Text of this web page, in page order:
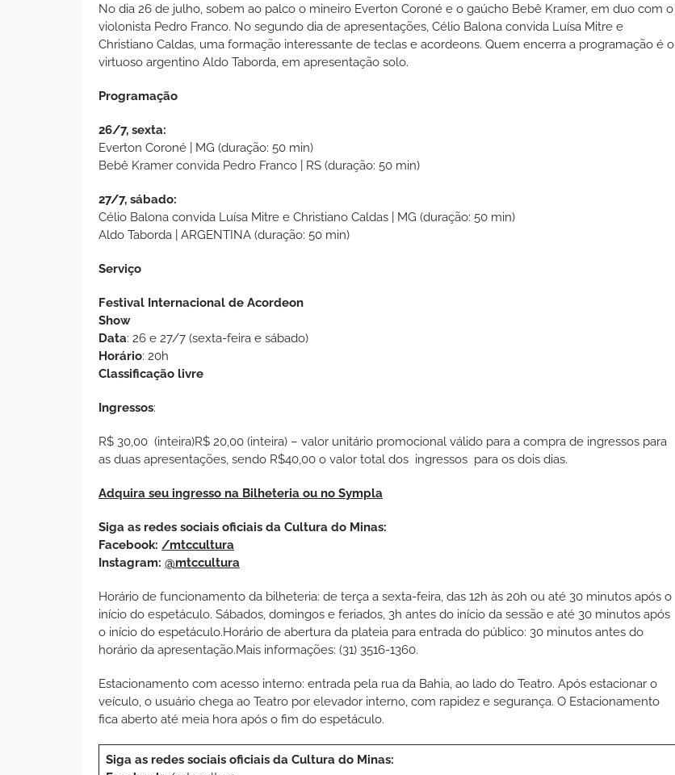
No dia 26 de julho, sobem ao palco o mineiro Everton Coroné e o gaúcho Bebê Kramer, em duo com o
violonista Pedro Franco. No segundo dia de apresentações, Célio Balona convida Luísa Mitre e
Christiano Caldas, uma formação interessante de teclas e acordeons. Quem encerra a programação é o
virtuoso argentino Aldo Taborda, em apresentação solo.
Programação
26/7, sexta:
Everton Coroné | MG (duração: 50 min)
Bebê Kramer convida Pedro Franco | RS (duração: 50 min)
27/7, sábado:
Célio Balona convida Luísa Mitre e Christiano Caldas | MG (duração: 50 min)
Aldo Taborda | ARGENTINA (duração: 50 min)
Serviço
Festival Internacional de Acordeon
Show
Data: 26 e 27/7 (sexta-feira e sábado)
Horário: 20h
Classificação livre
Ingressos:
R$ 30,00 (inteira)R$ 20,00 (inteira) – valor unitário promocional válido para a compra de ingressos para
as duas apresentações, sendo R$40,00 o valor total dos ingressos para os dois dias.
Adquira seu ingresso na Bilheteria ou no Sympla
Siga as redes sociais oficiais da Cultura do Minas:
Facebook: /mtccultura
Instagram: @mtccultura
Horário de funcionamento da bilheteria: de terça a sexta-feira, das 12h às 20h ou até 30 minutos após o
início do espetáculo. Sábados, domingos e feriados, 3h antes do início da sessão e até 30 minutos após
o início do espetáculo.Horário de abertura da plateia para entrada do público: 30 minutos antes do
horário da apresentação.Mais informações: (31) 3516-1360.
Estacionamento com acesso interno: entrada pela rua da Bahia, ao lado do Teatro. Após estacionar o
veículo, o usuário chega ao Teatro por elevador interno, com rapidez e segurança. O Estacionamento
fica aberto até meia hora após o fim do espetáculo.
Siga as redes sociais oficiais da Cultura do Minas: